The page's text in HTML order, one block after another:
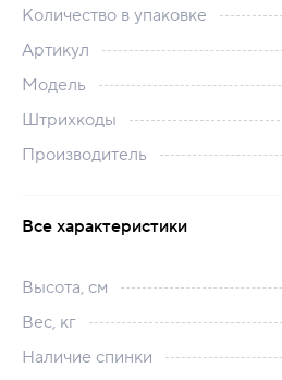
Количество в упаковке
Артикул
Модель
Штрихкоды
Производитель
Все характеристики
Высота, см
Вес, кг
Наличие спинки